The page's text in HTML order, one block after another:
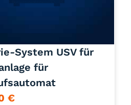
System USV für
für
€